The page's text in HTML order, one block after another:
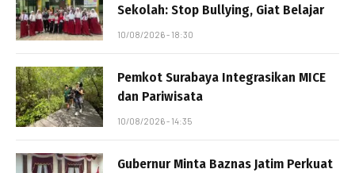
Sekolah: Stop Bullying, Giat Belajar
10/08/2026 - 18:30
Pemkot Surabaya Integrasikan MICE
dan Pariwisata
10/08/2026 - 14:35
Gubernur Minta Baznas Jatim Perkuat